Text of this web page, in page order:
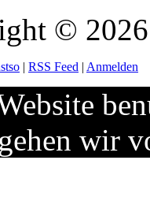
© 2026
| RSS Feed | Anmelden
wir